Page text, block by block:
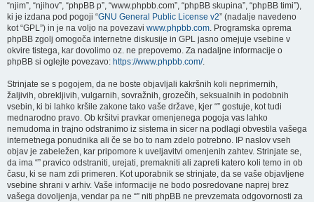
“njim”, “njihov”, “phpBB p”, “www.phpbb.com”, “phpBB skupina”, “phpBB timi”),
ki je izdana pod pogoji “GNU General Public License v2” (nadalje navedeno
kot “GPL”) in je na voljo na povezavi www.phpbb.com. Programska oprema
phpBB zgolj omogoča internetne diskusije in GPL jasno omejuje vsebine v
okvire tistega, kar dovolimo oz. ne prepovemo. Za nadaljne informacije o
phpBB si oglejte povezavo: https://www.phpbb.com/.
Strinjate se s pogojem, da ne boste objavljali kakršnih koli neprimernih,
žaljivih, obrekljivih, vulgarnih, sovražnih, grozečih, seksualnih in podobnih
vsebin, ki bi lahko kršile zakone tako vaše države, kjer “” gostuje, kot tudi
mednarodno pravo. Ob kršitvi pravkar omenjenega pogoja vas lahko
nemudoma in trajno odstranimo iz sistema in sicer na podlagi obvestila vašega
internetnega ponudnika ali če se bo to nam zdelo potrebno. IP naslov vseh
objav je zabeležen, kar pripomore k uveljavitvi omenjenih zahtev. Strinjate se,
da ima “” pravico odstraniti, urejati, premakniti ali zapreti katero koli temo in ob
času, ki se nam zdi primeren. Kot uporabnik se strinjate, da se vaše objavljene
vsebine shrani v arhiv. Vaše informacije ne bodo posredovane naprej brez
vašega dovoljenja, vendar pa ne “” niti phpBB ne prevzemata odgovornosti za